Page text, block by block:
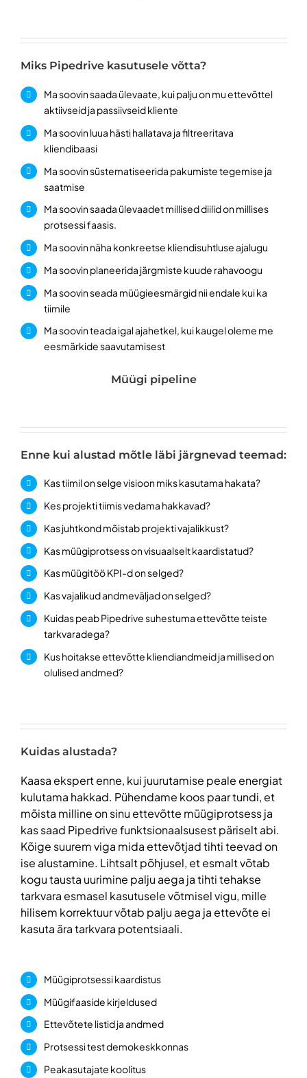
Miks Pipedrive kasutusele võtta?
Ma soovin saada ülevaate, kui palju on mu ettevõttel
aktiivseid ja passiivseid kliente
Ma soovin luua hästi hallatava ja filtreeritava
kliendibaasi
Ma soovin süstematiseerida pakumiste tegemise ja
saatmise
Ma soovin saada ülevaadet millised diilid on millises
protsessi faasis.
Ma soovin näha konkreetse kliendisuhtluse ajalugu
Ma soovin planeerida järgmiste kuude rahavoogu
Ma soovin seada müügieesmärgid nii endale kui ka
tiimile
Ma soovin teada igal ajahetkel, kui kaugel oleme me
eesmärkide saavutamisest
Müügi pipeline
Enne kui alustad mõtle läbi järgnevad teemad:
Kas tiimil on selge visioon miks kasutama hakata?
Kes projekti tiimis vedama hakkavad?
Kas juhtkond mõistab projekti vajalikkust?
Kas müügiprotsess on visuaalselt kaardistatud?
Kas müügitöö KPI-d on selged?
Kas vajalikud andmeväljad on selged?
Kuidas peab Pipedrive suhestuma ettevõtte teiste
tarkvaradega?
Kus hoitakse ettevõtte kliendiandmeid ja millised on
olulised andmed?
Kuidas alustada?
Kaasa ekspert enne, kui juurutamise peale energiat
kulutama hakkad. Pühendame koos paar tundi, et
mõista milline on sinu ettevõtte müügiprotsess ja
kas saad Pipedrive funktsionaalsusest päriselt abi.
Kõige suurem viga mida ettevõtjad tihti teevad on
ise alustamine. Lihtsalt põhjusel, et esmalt võtab
kogu tausta uurimine palju aega ja tihti tehakse
tarkvara esmasel kasutusele võtmisel vigu, mille
hilisem korrektuur võtab palju aega ja ettevõte ei
kasuta ära tarkvara potentsiaali.
Müügiprotsessi kaardistus
Müügifaaside kirjeldused
Ettevõtete listid ja andmed
Protsessi test demokeskkonnas
Peakasutajate koolitus